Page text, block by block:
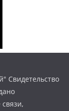
Свидетельство